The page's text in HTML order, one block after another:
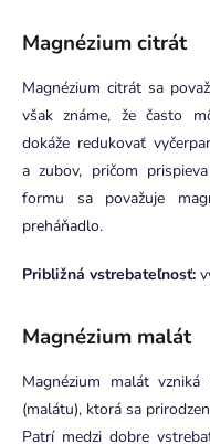
Magnézium citrát
Magnézium citrát sa
však známe, že často
dokáže redukovať
a zubov, pričom
formu sa považuje
preháňadlo.
Približná vstrebateľnosť:
Magnézium malát
Magnézium malát
(malátu), ktorá sa
Patrí medzi dobre